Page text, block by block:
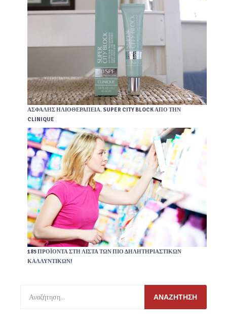
ΑΣΦΑΛΉΣ ΗΛΙΟΘΕΡΑΠΕΊΑ. SUPER CITY BLOCK ΑΠΌ ΤΗΝ
CLINIQUE
185 ΠΡΟΪΌΝΤΑ ΣΤΗ ΛΊΣΤΑ ΤΩΝ ΠΙΟ ΔΗΛΗΤΗΡΙΑΣΤΙΚΏΝ
ΚΑΛΛΥΝΤΙΚΏΝ!
ΑΝΑΖΉΤΗΣΗ